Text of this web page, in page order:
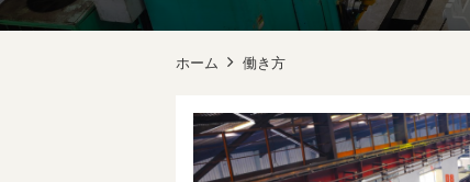
ホーム 働き方